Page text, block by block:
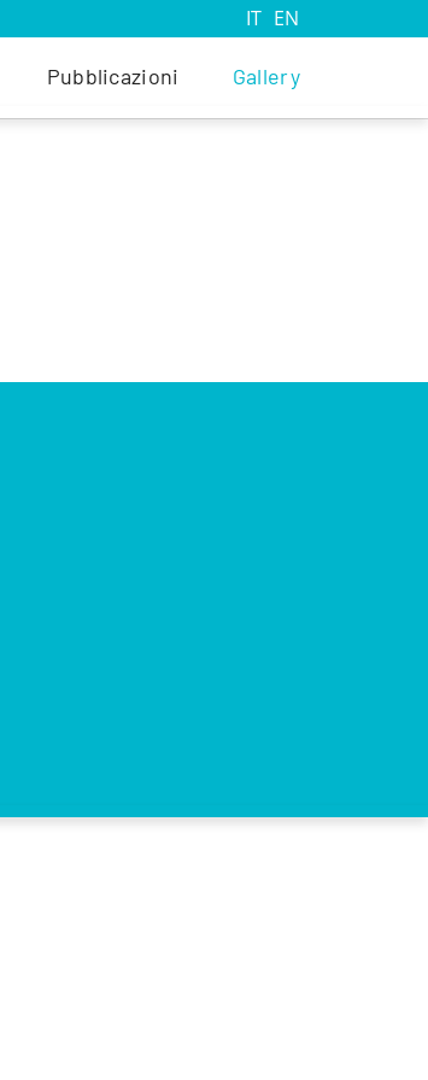
IT EN
Pubblicazioni Gallery